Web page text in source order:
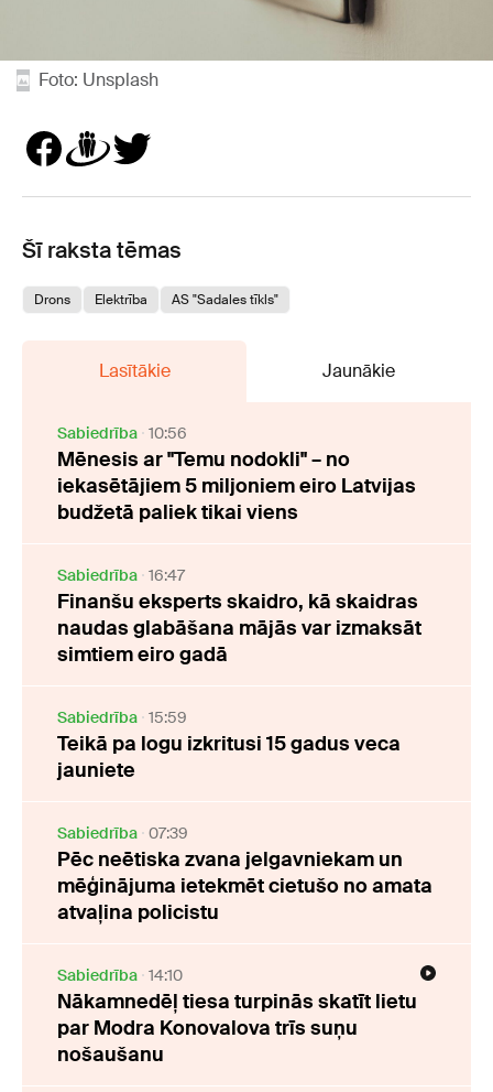
Foto: Unsplash
Šī raksta tēmas
Drons Elektrība AS "Sadales tīkls"
Lasītākie Jaunākie
Sabiedrība 10:56
Mēnesis ar "Temu nodokli" – no
iekasētājiem 5 miljoniem eiro Latvijas
budžetā paliek tikai viens
Sabiedrība 16:47
Finanšu eksperts skaidro, kā skaidras
naudas glabāšana mājās var izmaksāt
simtiem eiro gadā
Sabiedrība 15:59
Teikā pa logu izkritusi 15 gadus veca
jauniete
Sabiedrība 07:39
Pēc neētiska zvana jelgavniekam un
mēģinājuma ietekmēt cietušo no amata
atvaļina policistu
Sabiedrība 14:10
Nākamnedēļ tiesa turpinās skatīt lietu
par Modra Konovalova trīs suņu
nošaušanu